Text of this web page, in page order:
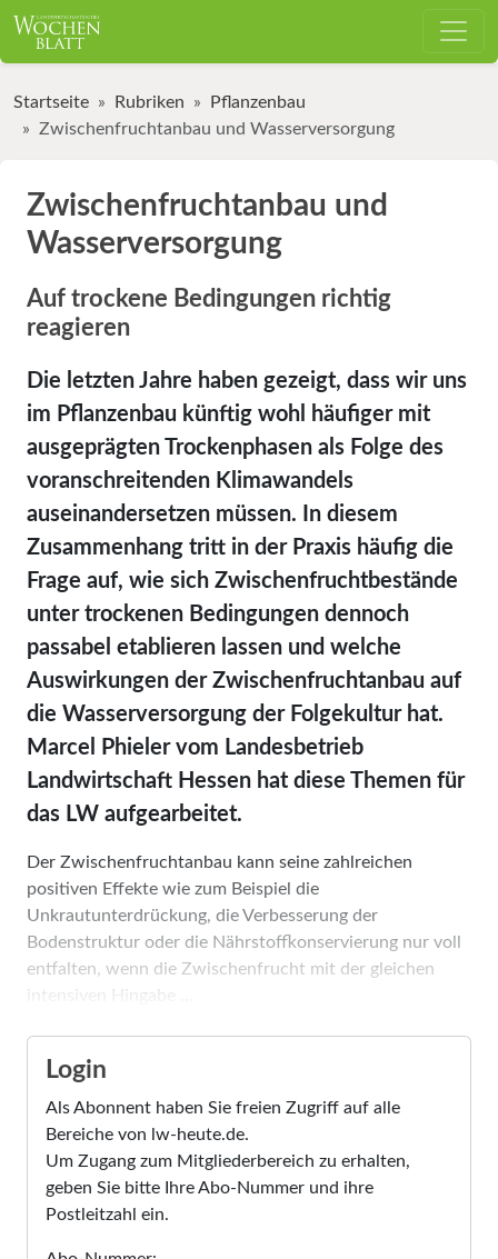
Startseite Rubriken
Pflanzenbau
Zwischenfruchtanbau und Wasserversorgung
Zwischenfruchtanbau und
Wasserversorgung
Auf trockene Bedingungen richtig
reagieren
Die letzten Jahre haben gezeigt, dass wir uns
im Pflanzenbau künftig wohl häufiger mit
ausgeprägten Trockenphasen als Folge des
voranschreitenden Klimawandels
auseinandersetzen müssen. In diesem
Zusammenhang tritt in der Praxis häufig die
Frage auf, wie sich Zwischenfruchtbestände
unter trockenen Bedingungen dennoch
passabel etablieren lassen und welche
Auswirkungen der Zwischenfruchtanbau auf
die Wasserversorgung der Folgekultur hat.
Marcel Phieler vom Landesbetrieb
Landwirtschaft Hessen hat diese Themen für
das LW aufgearbeitet.
Der Zwischenfruchtanbau kann seine zahlreichen
positiven Effekte wie zum Beispiel die
Unkrautunterdrückung, die Verbesserung der
Bodenstruktur oder die Nährstoffkonservierung nur voll
entfalten, wenn die Zwischenfrucht mit der gleichen
Login
Als Abonnent haben Sie freien Zugriff auf alle
Bereiche von lw-heute.de.
Um Zugang zum Mitgliederbereich zu erhalten,
geben Sie bitte Ihre Abo-Nummer und ihre
Postleitzahl ein.